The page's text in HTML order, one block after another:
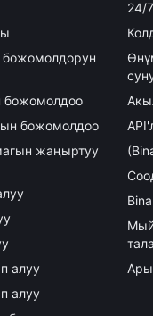
божомолдорун
божомолдоо
божомолдоо
жаңыртуу
алуу
алуу
24/